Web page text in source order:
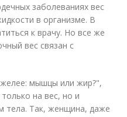
заболеваниях вес
в организме. В
к врачу. Но все же
вес связан с
мышцы или жир?",
на вес, но и
тела. Так, женщина, даже